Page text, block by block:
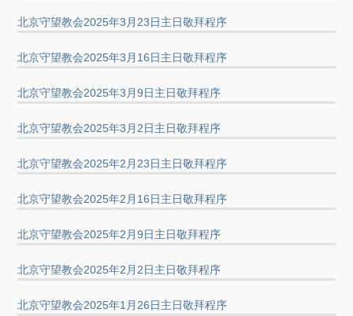
北京守望教会2025年3月23日主日敬拜程序
北京守望教会2025年3月16日主日敬拜程序
北京守望教会2025年3月9日主日敬拜程序
北京守望教会2025年3月2日主日敬拜程序
北京守望教会2025年2月23日主日敬拜程序
北京守望教会2025年2月16日主日敬拜程序
北京守望教会2025年2月9日主日敬拜程序
北京守望教会2025年2月2日主日敬拜程序
北京守望教会2025年1月26日主日敬拜程序